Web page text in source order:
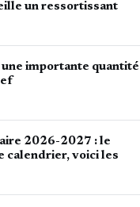
un ressortissant
importante quantité
2026-2027 : le
calendrier, voici les